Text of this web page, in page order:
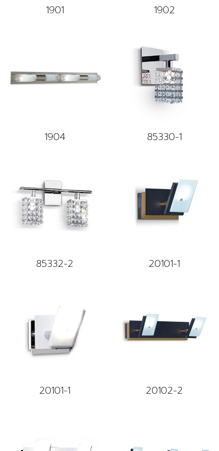
1901 1902
1904 85330-1
85332-2 20101-1
20101-1 20102-2